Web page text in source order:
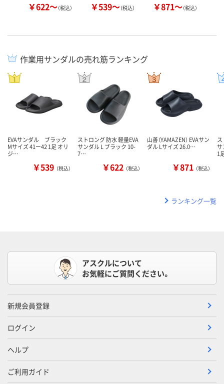
￥622～（税込） ￥539～（税込） ￥871～（税込）
作業用サンダルの売れ筋ランキング
EVAサンダル ブラック
Mサイズ 41ー42 1足 オリ
ジ…
￥539 （税込）
ストロング 防水 軽量EVA
サンダル L ブラック 10-
7…
￥622 （税込）
山善（YAMAZEN） EVAサン
ダル Lサイズ 26.0…
￥871 （税込）
サ
1
ランキング一覧
アスクルについて
お気軽にご質問ください。
新規会員登録
ログイン
ヘルプ
ご利用ガイド